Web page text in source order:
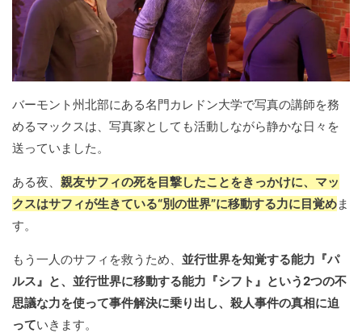
バーモント州北部にある名門カレドン大学で写真の講師を務
めるマックスは、写真家としても活動しながら静かな日々を
送っていました。
ある夜、 親友サフィの死を目撃したことをきっかけに、マッ
クスはサフィが生きている“別の世界”に移動する力に目覚めま
す。
もう一人のサフィを救うため、 並行世界を知覚する能力『パ
ルス』と、並行世界に移動する能力『シフト』という2つの不
思議な力を使って事件解決に乗り出し、殺人事件の真相に迫
っていきます。